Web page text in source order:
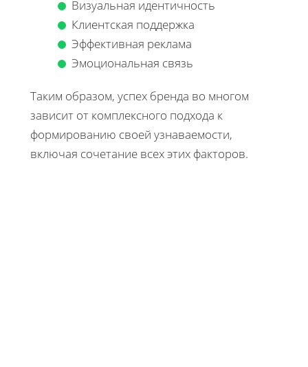
Визуальная идентичность
Клиентская поддержка
Эффективная реклама
Эмоциональная связь
Таким образом, успех бренда во многом
зависит от комплексного подхода к
формированию своей узнаваемости,
включая сочетание всех этих факторов.